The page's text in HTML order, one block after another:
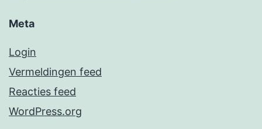
Meta
Login
Vermeldingen feed
Reacties feed
WordPress.org